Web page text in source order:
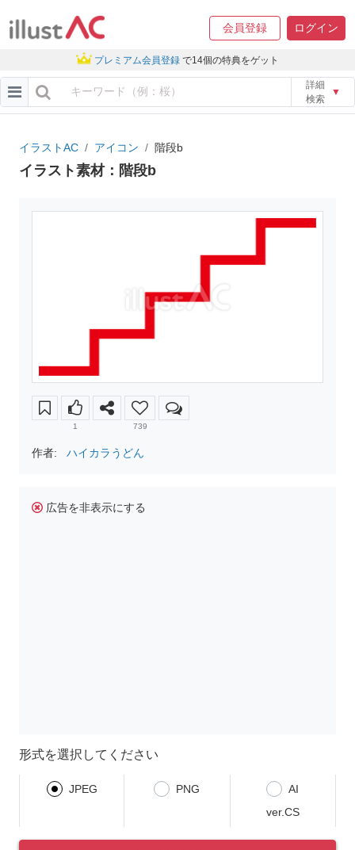
会員登録 ログイン
プレミアム会員登録 で14個の特典をゲット
詳細
検索
▼
イラストAC アイコン 階段b
イラスト素材：階段b
1 739
作者: ハイカラうどん
広告を非表示にする
形式を選択してください
JPEG PNG
AI
ver.CS